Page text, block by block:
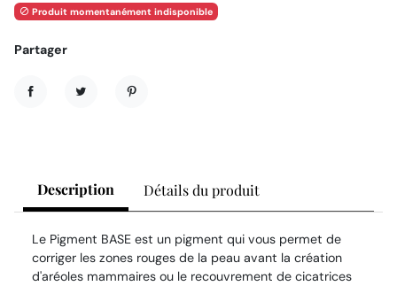
 Produit momentanément indisponible
Partager
Description Détails du produit
Le Pigment BASE est un pigment qui vous permet de
corriger les zones rouges de la peau avant la création
d'aréoles mammaires ou le recouvrement de cicatrices